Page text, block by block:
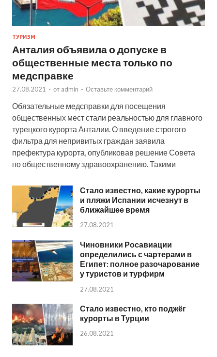
ТУРИЗМ
Анталия объявила о допуске в
общественные места только по
медсправке
27.08.2021 - от admin - Оставьте комментарий
Обязательные медсправки для посещения
общественных мест стали реальностью для главного
турецкого курорта Анталии. О введение строгого
фильтра для непривитых граждан заявила
префектура курорта, опубликовав решение Совета
по общественному здравоохранению. Такими
Стало известно, какие курорты
и пляжи Испании исчезнут в
ближайшее время
27.08.2021
Чиновники Росавиации
определились с чартерами в
Египет: полное разочарование
у туристов и турфирм
27.08.2021
Стало известно, кто поджёг
курорты в Турции
26.08.2021